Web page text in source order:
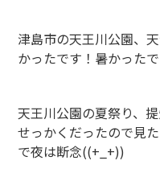
津島市の天王川公園、
かったです！暑かった
天王川公園の夏祭り、
せっかくだったので見
で夜は断念((+_+))